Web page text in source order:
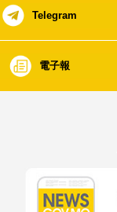
Telegram
電子報